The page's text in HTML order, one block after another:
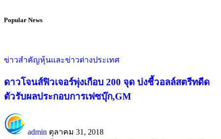
Popular News
ข่าวสำคัญหุ้นและข่าวต่างประเทศ
ดาวโจนส์ฟิวเจอร์พุ่งเกือบ 200 จุด บ่งชี้วอลล์สตรีทดีด
ตัวรับผลประกอบการเฟซบุ๊ก,GM
admin ตุลาคม 31, 2018